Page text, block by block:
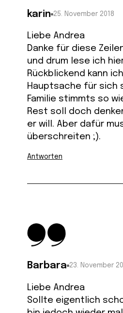
karin 25. November 2018
Liebe Andrea
Danke für diese
und drum lese ich
Rückblickend kann
Hauptsache für sich
Familie stimmts so
Rest soll doch
er will. Aber dafür
überschreiten ;).
Antworten
Barbara 23. November
Liebe Andrea
Sollte eigentlich